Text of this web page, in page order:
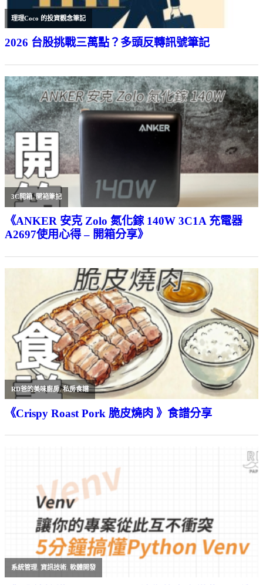
理理Coco 的投資觀念筆記
2026 台股挑戰三萬點？多頭反轉訊號筆記
3C開箱,開箱筆記
《ANKER 安克 Zolo 氮化鎵 140W 3C1A 充電器
A2697使用心得 – 開箱分享》
RD爸的美味廚房,私房食譜
《Crispy Roast Pork 脆皮燒肉 》食譜分享
系統管理,資訊技術,軟體開發